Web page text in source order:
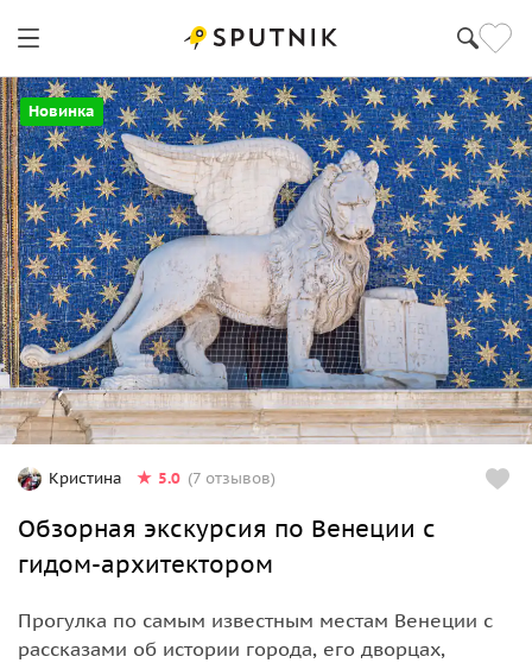
Новинка
Кристина 5.0 (7 отзывов)
Oбзорная экскурсия по Венеции с
гидом-архитектором
Прогулка по самым известным местам Венеции с
рассказами об истории города, его дворцах,